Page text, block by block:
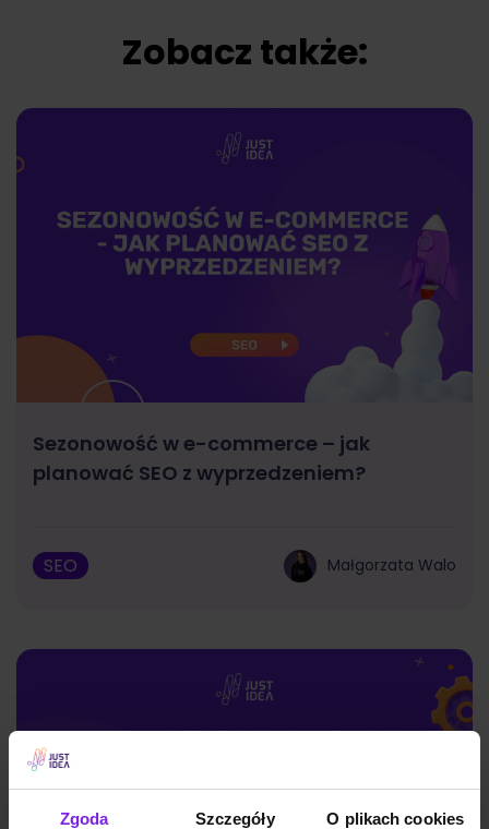
Zgoda Szczegóły O plikach cookies
Zobacz także:
Sezonowość w e-commerce – jak
planować SEO z wyprzedzeniem?
SEO Małgorzata Walo